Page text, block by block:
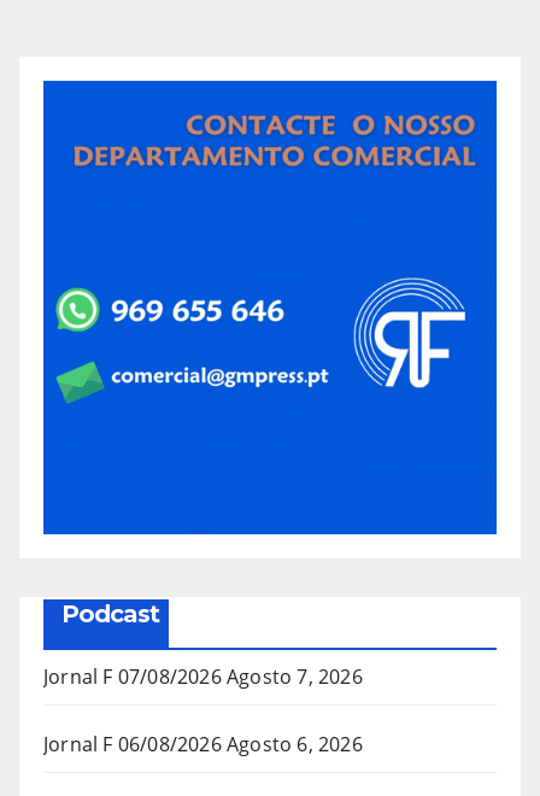
Podcast
Jornal F 07/08/2026Agosto 7, 2026
Jornal F 06/08/2026Agosto 6, 2026